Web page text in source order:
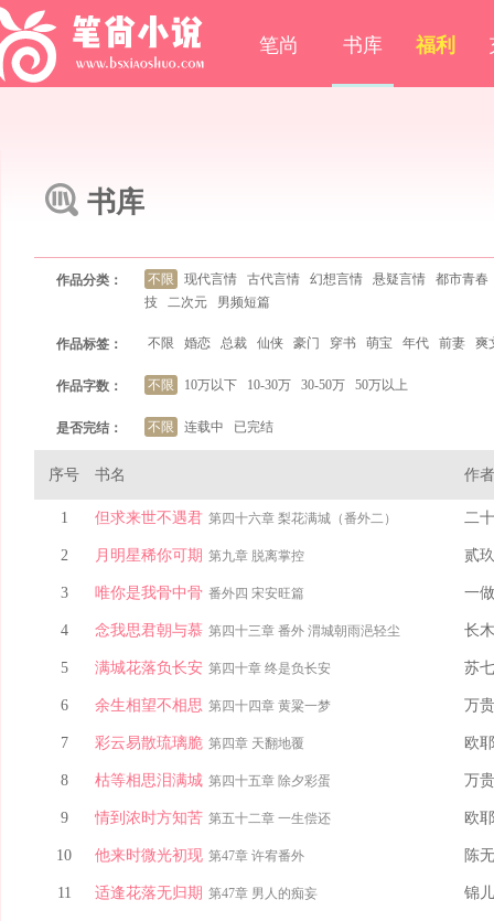
笔尚 书库 福利
书库
作品分类： 不限 现代言情 古代言情 幻想言情 悬疑言情
都市青春
技
二次元 男频短篇
作品标签： 不限 婚恋 总裁 仙侠 豪门 穿书 萌宝 年代 前妻 爽
作品字数： 不限 10万以下 10-30万 30-50万 50万以上
是否完结： 不限 连载中 已完结
序号 书名 作者
1 但求来世不遇君 第四十六章 梨花满城（番外二） 二
2 月明星稀你可期 第九章 脱离掌控 贰玖
3 唯你是我骨中骨 番外四 宋安旺篇 一
4 念我思君朝与慕 第四十三章 番外 渭城朝雨浥轻尘 长
5 满城花落负长安 第四十章 终是负长安 苏七
6 余生相望不相思 第四十四章 黄粱一梦 万
7 彩云易散琉璃脆 第四章 天翻地覆 欧耶
8 枯等相思泪满城 第四十五章 除夕彩蛋 万
9 情到浓时方知苦 第五十二章 一生偿还 欧耶
10 他来时微光初现 第47章 许宥番外 陈
11 适逢花落无归期 第47章 男人的痴妄 锦儿